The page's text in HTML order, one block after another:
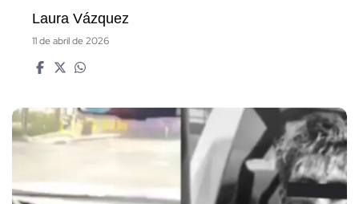
Laura Vázquez
11 de abril de 2026